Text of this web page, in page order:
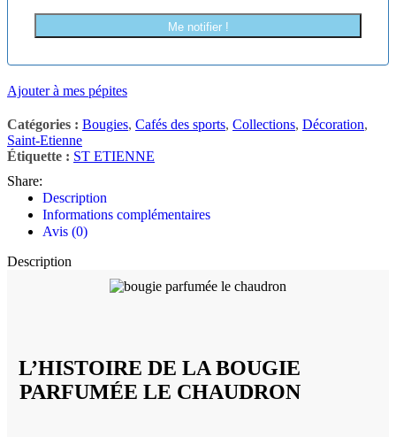
Me notifier !
Ajouter à mes pépites
Catégories : Bougies, Cafés des sports, Collections, Décoration,
Saint-Etienne
Étiquette : ST ETIENNE
Share:
Description
Informations complémentaires
Avis (0)
Description
L’HISTOIRE DE LA BOUGIE
PARFUMÉE LE CHAUDRON